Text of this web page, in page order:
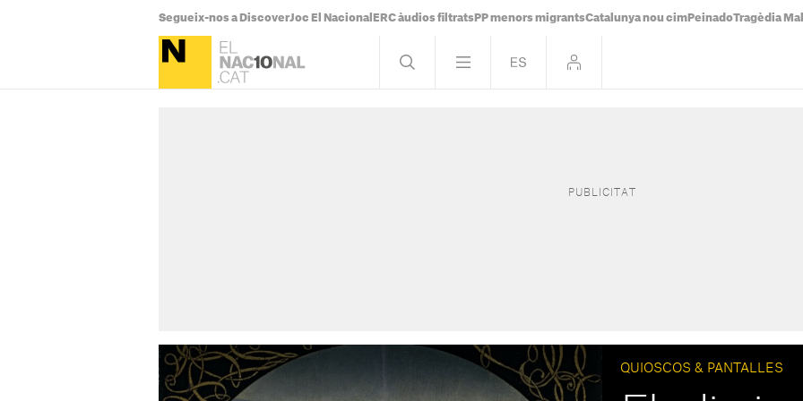
Segueix-nos a DiscoverJoc El Nacional ERC àudios filtrats PP menors migrantsCatalunya nou cim PeinadoTragèdia
QUIOSCOS & PANTALLES